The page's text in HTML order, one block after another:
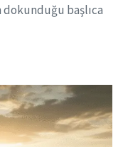
dokunduğu başlıca